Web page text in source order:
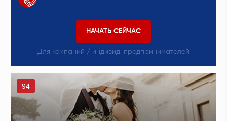
НАЧАТЬ СЕЙЧАС
Для компаний / индивид. предпринимателей
94